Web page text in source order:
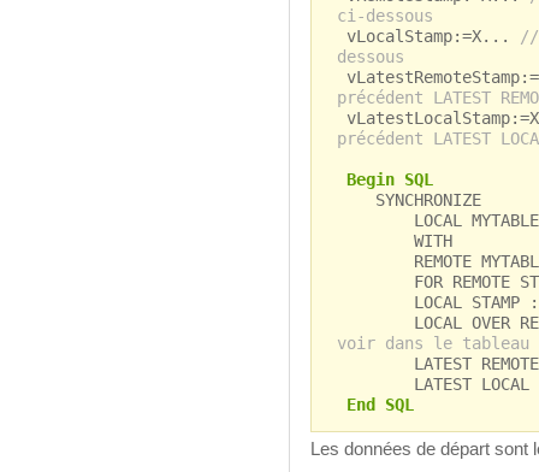
ci-dessous
vLocalStamp:=X...
//
dessous
précédent LATEST
précédent LATEST
Begin SQL
SYNCHRONIZE
LOCAL MYTABLE
WITH
REMOTE
FOR REMOTE
LOCAL STAMP
LOCAL OVER
voir dans le tableau
LATEST REMOTE
LATEST LOCAL
End SQL
Les données de départ sont